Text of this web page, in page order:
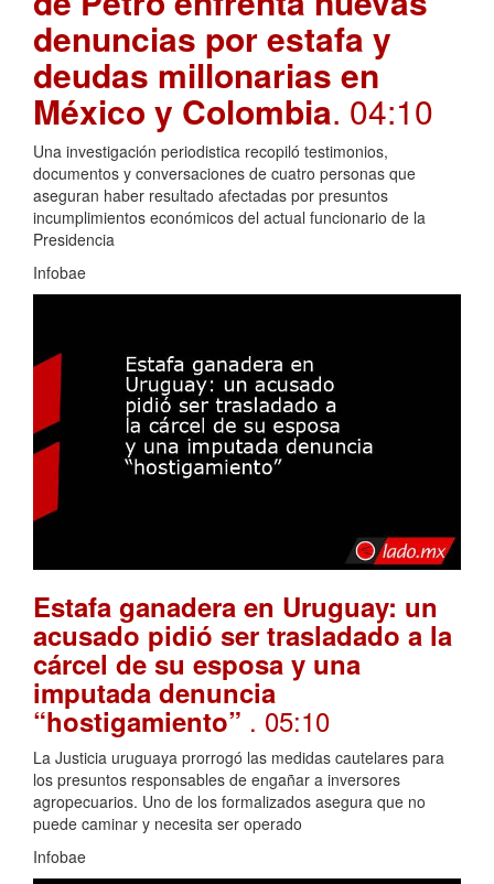
denuncias por estafa y
deudas millonarias en
México y Colombia. 04:10
Una investigación periodistica recopiló testimonios,
documentos y conversaciones de cuatro personas que
aseguran haber resultado afectadas por presuntos
incumplimientos económicos del actual funcionario de la
Presidencia
Infobae
Estafa ganadera en Uruguay: un
acusado pidió ser trasladado a la
cárcel de su esposa y una
imputada denuncia
“hostigamiento” . 05:10
La Justicia uruguaya prorrogó las medidas cautelares para
los presuntos responsables de engañar a inversores
agropecuarios. Uno de los formalizados asegura que no
puede caminar y necesita ser operado
Infobae